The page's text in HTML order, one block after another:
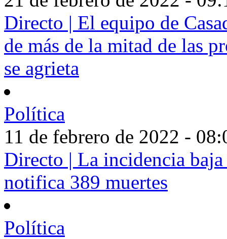
Directo | El equipo de
de más de la mitad de las
se agrieta
Política
11 de febrero de 2022 -
Directo | La incidencia
notifica 389 muertes
Política